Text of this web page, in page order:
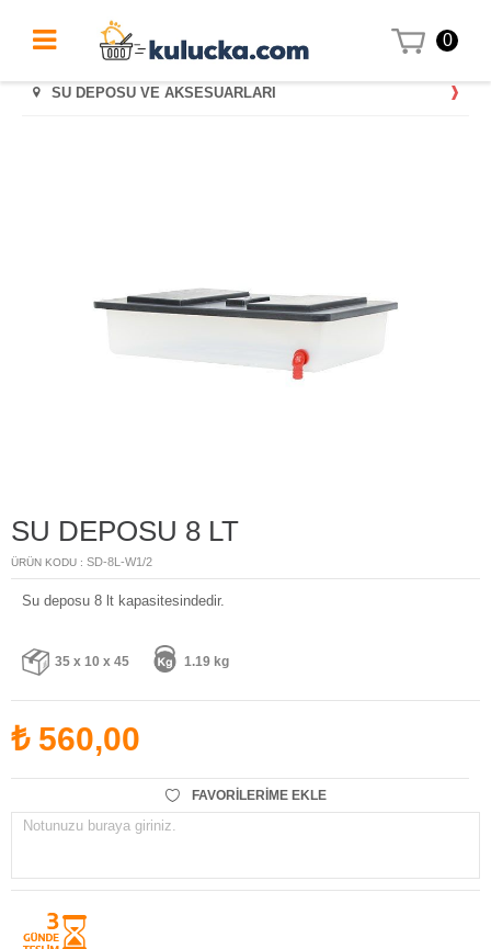
0
SU DEPOSU VE AKSESUARLARI
SU DEPOSU 8 LT
ÜRÜN KODU : SD-8L-W1/2
Su deposu 8 lt kapasitesindedir.
35 x 10 x 45 1.19 kg
₺ 560,00
FAVORILERIME EKLE
Notunuzu buraya giriniz.